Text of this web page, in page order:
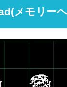
メモリー